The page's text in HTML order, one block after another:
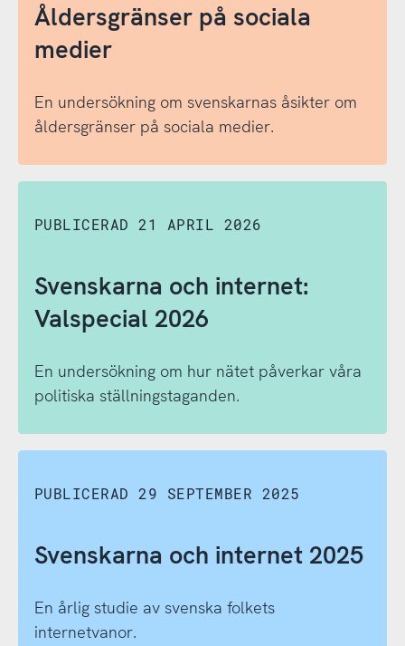
Åldersgränser på sociala
medier
En undersökning om svenskarnas åsikter om
åldersgränser på sociala medier.
sociala
medier
PUBLICERAD 21 APRIL 2026
Svenskarna och internet:
Valspecial 2026
En undersökning om hur nätet påverkar våra
politiska ställningstaganden.
internet:
Valspecial
PUBLICERAD 29 SEPTEMBER 2025
Svenskarna och internet 2025
En årlig studie av svenska folkets
internetvanor.